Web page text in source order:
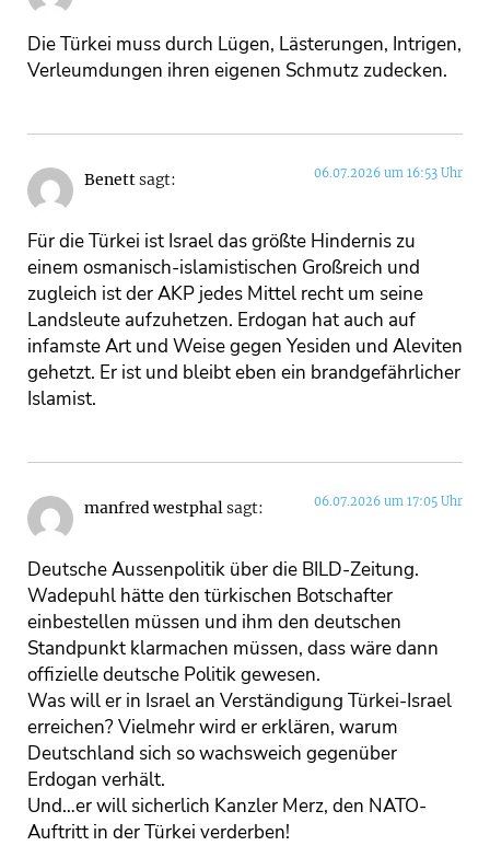
Die Türkei muss durch Lügen, Lästerungen, Intrigen,
Verleumdungen ihren eigenen Schmutz zudecken.
Benettsagt: 06.07.2026 um 16:53 Uhr
Für die Türkei ist Israel das größte Hindernis zu
einem osmanisch-islamistischen Großreich und
zugleich ist der AKP jedes Mittel recht um seine
Landsleute aufzuhetzen. Erdogan hat auch auf
infamste Art und Weise gegen Yesiden und Aleviten
gehetzt. Er ist und bleibt eben ein brandgefährlicher
Islamist.
manfred westphalsagt: 06.07.2026 um 17:05 Uhr
Deutsche Aussenpolitik über die BILD-Zeitung.
Wadepuhl hätte den türkischen Botschafter
einbestellen müssen und ihm den deutschen
Standpunkt klarmachen müssen, dass wäre dann
offizielle deutsche Politik gewesen.
Was will er in Israel an Verständigung Türkei-Israel
erreichen? Vielmehr wird er erklären, warum
Deutschland sich so wachsweich gegenüber
Erdogan verhält.
Und…er will sicherlich Kanzler Merz, den NATO-
Auftritt in der Türkei verderben!